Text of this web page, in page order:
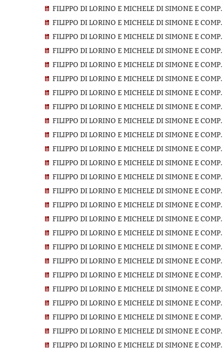
FILIPPO DI LORINO E MICHELE DI SIMONE E
FILIPPO DI LORINO E MICHELE DI SIMONE E
FILIPPO DI LORINO E MICHELE DI SIMONE E
FILIPPO DI LORINO E MICHELE DI SIMONE E
FILIPPO DI LORINO E MICHELE DI SIMONE E
FILIPPO DI LORINO E MICHELE DI SIMONE E
FILIPPO DI LORINO E MICHELE DI SIMONE E
FILIPPO DI LORINO E MICHELE DI SIMONE E
FILIPPO DI LORINO E MICHELE DI SIMONE E
FILIPPO DI LORINO E MICHELE DI SIMONE E
FILIPPO DI LORINO E MICHELE DI SIMONE E
FILIPPO DI LORINO E MICHELE DI SIMONE E
FILIPPO DI LORINO E MICHELE DI SIMONE E
FILIPPO DI LORINO E MICHELE DI SIMONE E
FILIPPO DI LORINO E MICHELE DI SIMONE E
FILIPPO DI LORINO E MICHELE DI SIMONE E
FILIPPO DI LORINO E MICHELE DI SIMONE E
FILIPPO DI LORINO E MICHELE DI SIMONE E
FILIPPO DI LORINO E MICHELE DI SIMONE E
FILIPPO DI LORINO E MICHELE DI SIMONE E
FILIPPO DI LORINO E MICHELE DI SIMONE E
FILIPPO DI LORINO E MICHELE DI SIMONE E
FILIPPO DI LORINO E MICHELE DI SIMONE E
FILIPPO DI LORINO E MICHELE DI SIMONE E
FILIPPO DI LORINO E MICHELE DI SIMONE E